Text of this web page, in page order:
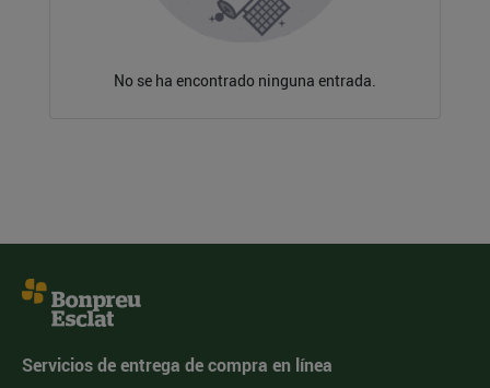
No se ha encontrado ninguna entrada.
Servicios de entrega de compra en línea